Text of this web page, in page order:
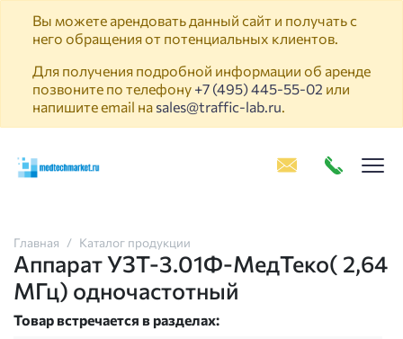
Вы можете арендовать данный сайт и получать с
него обращения от потенциальных клиентов.
Для получения подробной информации об аренде
позвоните по телефону +7 (495) 445-55-02 или
напишите email на sales@traffic-lab.ru.
Главная Каталог продукции
Аппарат УЗТ-3.01Ф-МедТеко( 2,64
МГц) одночастотный
Товар встречается в разделах: